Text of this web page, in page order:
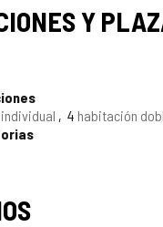
Y
4 habitación